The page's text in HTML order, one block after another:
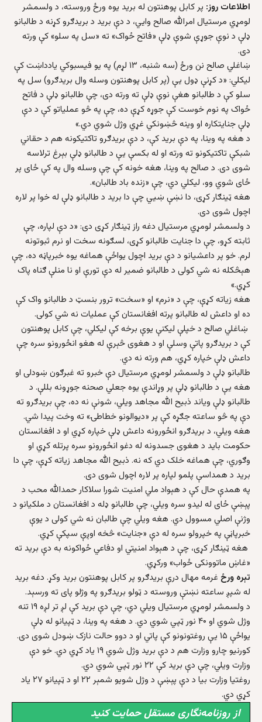
اطلاعات روز: پر کابل پوهنتون له برید یوه ورځ وروسته، د ولسمشر
لومړي مرستیال امرالله صالح وایي، د دې برید د بریدګرو کړنه د طالبانو
ډلې د نوې جوړې شوې ډلې «فاتح ځواک» ته «سل په سلو» کې ورته
دی.
ښاغلي صالح نن ورځ (سه شنبه، ۱۳ لړم) په یو فیسبوکي یادداښت کې
لیکلي: «د کړنې ډول یې (پر کابل پوهنتون وسله وال بریدګرو) سل په
سلو کې د طالبانو هغې نوې ډلې ته ورته دی، چې طالبانو ډلې د فاتح
ځواک په نوم خوست کې جوړه کړې ده، چې په څو عملیاتو کې د دې
ډلې جنایتکاره او وینه څښونکي غړي وژل شوي دي.»
د هغه په وینا، په دې برید کې، د دې بریدګرو تاکتیکونه هم د حقاني
شبکې تاکتیکونو ته ورته او له بکسې یې د طالبانو ډلې بېرغ ترلاسه
شوی دی. د صالح په وینا، هغه خونه کې چې وسله وال په کې ځای پر
ځای شوي وو، لیکلي دي، چې «زنده باد طالبان».
هغه ټینګار کړی، دا نښې ښیي چې دا برید د طالبانو ډلې له خوا پر لاره
اچول شوی دی.
د ولسمشر لومړي مرستیال دغه راز ټینګار کړی دی: «د دې لپاره، چې
ثابته کړو، چې دا جنایت طالبانو کړی، لسګونه سخت او نرم ثبوتونه
لرم. خو پر داعشیانو د دې برید اچول یواځې هماغه یوه خبرپاڼه ده، چې
هېڅکله نه شي کولی د طالبانو ضمیر له دې تورې او نا منلې ګناه پاک
کړي.»
هغه زیاته کړې، چې د «نرم» او «سخت» ترور بنسټ د طالبانو واک کې
ده او داعش له طالبانو پرته افغانستان کې عملیات نه شي کولی.
ښاغلي صالح د خپلې لیکنې یوې برخه کې لیکلي، چې کابل پوهنتون
کې د بریدګرو پاتې وسلې او د هغوی څېرې له هغو انځورونو سره چې
داعش ډلې خپاره کړي، هم ورته نه دي.
طالبانو ډلې د ولسمشر لومړي مرستیال دې خبرو ته غبرګون ښودلی او
هغه یې د طالبانو ډلې پر وړاندې یوه جعلي صحنه جوړونه بللې. د
طالبانو ډلې ویاند ذبیح الله مجاهد ویلي، شونې نه ده، چې بریدګرو ته
دې په څو ساعته جګړه کې پر «دیوالونو خطاطۍ» ته وخت پیدا شي.
هغه ویلي، د بریدګرو انځورونه داعش ډلې خپاره کړي او د افغانستان
حکومت باید د هغوی جسدونه له دغو انځورونو سره پرتله کړي او
وګوري، چې هماغه خلک دي که نه. ذبیح الله مجاهد زیاته کړې، چې دا
برید د همداسې پلمو لپاره پر لاره اچول شوی دی.
په همدې حال کې د هېواد ملي امنیت شورا سلاکار حمدالله محب د
پېښې ځای له لیدو سره ویلي، چې طالبانو ډله د افغانستان د ملکیانو د
وژنې اصلي مسوول دي. هغه ویلي چې طالبان نه شي کولی د یوې
خبرپاڼې په خپرولو سره له دې «جنایت» څخه اوږې سپکې کړي.
هغه ټینګار کړی، چې د هېواد امنیتي او دفاعي ځواکونه به دې برید ته
«غاښ ماتوونکی ځواب» ورکړي.
تېره ورځ غرمه مهال درې بریدګرو پر کابل پوهنتون برید وکړ. دغه برید
له شپږ ساعته نښتې وروسته د ټولو بریدګرو په وژلو پای ته ورسېد.
د ولسمشر لومړي مرستیال ویلي دي، چې دې برید کې لږ تر لږه ۱۹ تنه
وژل شوي او ۴۰ نور ټپي شوي دي. د هغه په وینا، د ټپيانو له ډلې
یواځې ۱۵ یې روغتونونو کې پاتي او د دوو حالت نازک ښودل شوی دی.
کورنیو چارو وزارت هم د دې برید وژل شوي ۱۹ یاد کړي دي. خو دې
وزارت ویلي، چې دې برید کې ۲۲ نور ټپي شوي دي.
روغتیا وزارت بیا د دې پېښې د وژل شویو شمېر ۲۲ او د ټپيانو ۲۷ یاد
کړي دي.
از روزنامه‌نگاری مستقل حمایت کنید